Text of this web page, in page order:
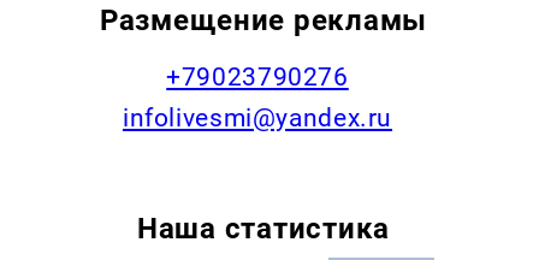
Размещение рекламы
+79023790276
infolivesmi@yandex.ru
Наша статистика